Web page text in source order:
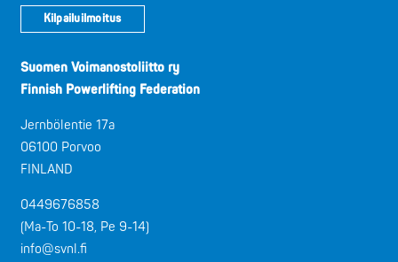
Kilpailuilmoitus
Suomen Voimanostoliitto ry
Finnish Powerlifting Federation
Jernbölentie 17a
06100 Porvoo
FINLAND
0449676858
(Ma-To 10-18, Pe 9-14)
info@svnl.fi